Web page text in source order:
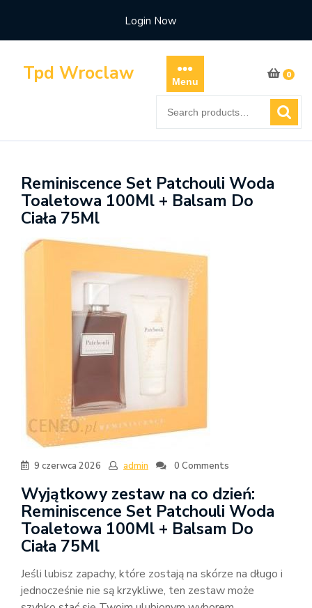
content
Login Now
Tpd Wroclaw Menu
0
for:
Reminiscence Set Patchouli Woda
Toaletowa 100Ml + Balsam Do
Ciała 75Ml
9 czerwca 2026 admin 0 Comments
Wyjątkowy zestaw na co dzień:
Reminiscence Set Patchouli Woda
Toaletowa 100Ml + Balsam Do
Ciała 75Ml
Jeśli lubisz zapachy, które zostają na skórze na długo i
jednocześnie nie są krzykliwe, ten zestaw może